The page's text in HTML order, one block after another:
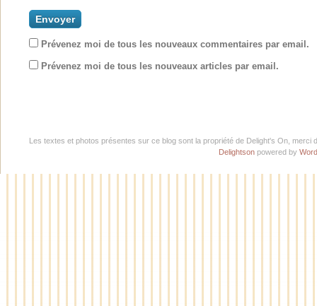
Prévenez moi de tous les nouveaux commentaires par email.
Prévenez moi de tous les nouveaux articles par email.
Les textes et photos présentes sur ce blog sont la propriété de Delight's On,
Delightson powered by